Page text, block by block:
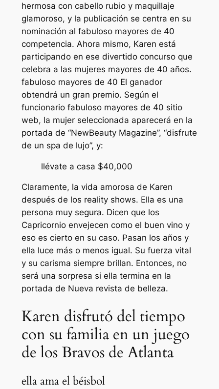
hermosa con cabello rubio y maquillaje
glamoroso, y la publicación se centra en su
nominación al fabuloso mayores de 40
competencia. Ahora mismo, Karen está
participando en ese divertido concurso que
celebra a las mujeres mayores de 40 años.
fabuloso mayores de 40 El ganador
obtendrá un gran premio. Según el
funcionario fabuloso mayores de 40 sitio
web, la mujer seleccionada aparecerá en la
portada de “NewBeauty Magazine”, “disfrute
de un spa de lujo”, y:
llévate a casa $40,000
Claramente, la vida amorosa de Karen
después de los reality shows. Ella es una
persona muy segura. Dicen que los
Capricornio envejecen como el buen vino y
eso es cierto en su caso. Pasan los años y
ella luce más o menos igual. Su fuerza vital
y su carisma siempre brillan. Entonces, no
será una sorpresa si ella termina en la
portada de Nueva revista de belleza.
Karen disfrutó del tiempo
con su familia en un juego
de los Bravos de Atlanta
ella ama el béisbol